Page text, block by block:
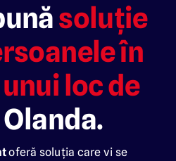
soluție
în
loc de
oferă soluția care vi se